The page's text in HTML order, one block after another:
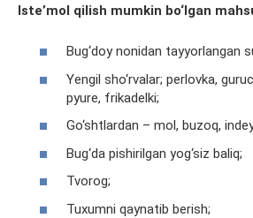
Iste’mol qilish mumkin bo‘lgan
Bug‘doy nonidan tayyorlangan
Yengil sho‘rvalar; perlovka,
pyure, frikadelki;
Go‘shtlardan – mol, buzoq,
Bug‘da pishirilgan yog‘siz baliq;
Tvorog;
Tuxumni qaynatib berish;